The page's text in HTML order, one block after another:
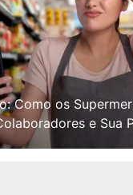
Como os
e Sua